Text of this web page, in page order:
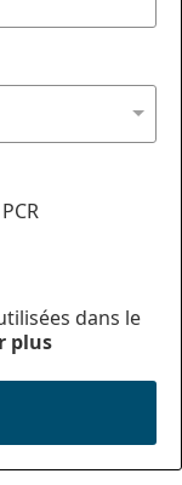
dans le
plus